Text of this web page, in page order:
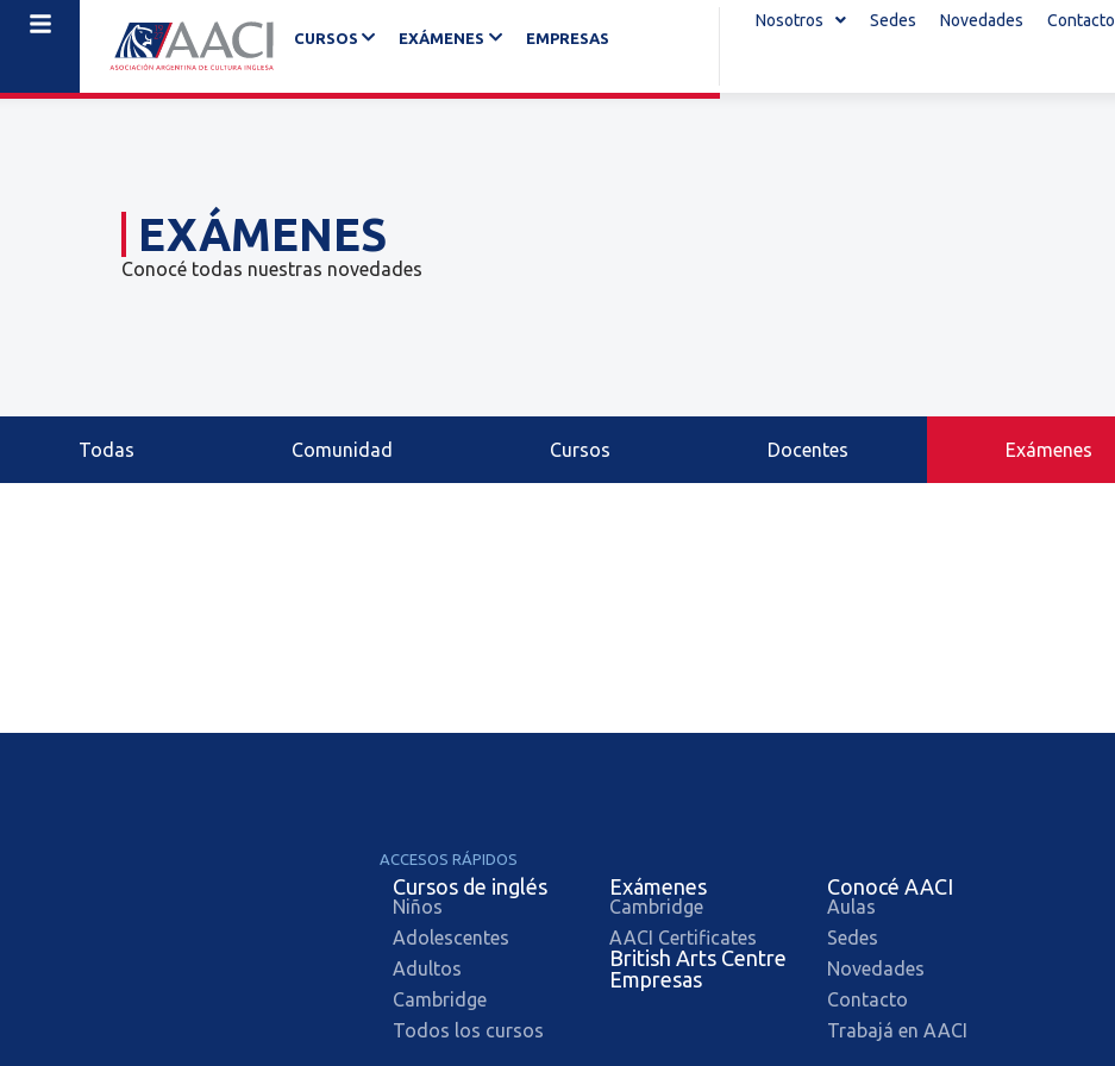
CURSOS EXÁMENES EMPRESAS
Nosotros Sedes Novedades
Contacto
EXÁMENES
Conocé todas nuestras novedades
Todas Comunidad Cursos Docentes Exámenes
ACCESOS RÁPIDOS
Cursos de inglés
Niños
Adolescentes
Adultos
Cambridge
Todos los cursos
Exámenes
Cambridge
AACI Certificates
British Arts Centre
Empresas
Conocé AACI
Aulas
Sedes
Novedades
Contacto
Trabajá en AACI